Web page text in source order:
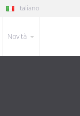
Italiano
Novità